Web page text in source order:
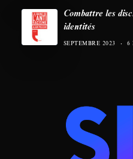
Combattre les
identités
SEPTEMBRE 2023 6